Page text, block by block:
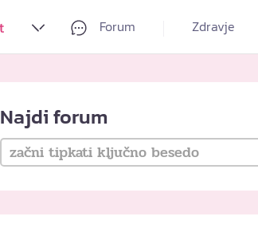
Forum Zdravje
Najdi forum